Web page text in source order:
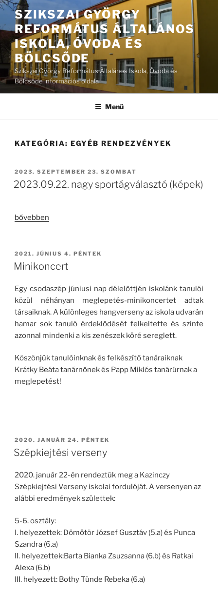
Tartalomhoz
SZIKSZAI GYÖRGY
REFORMÁTUS ÁLTALÁNOS
ISKOLA, ÓVODA ÉS
BÖLCSŐDE
Szikszai György Református Általános Iskola, Óvoda és
Bölcsőde információs oldala
Menü
KATEGÓRIA: EGYÉB RENDEZVÉNYEK
BEKÜLDVE:
2023. SZEPTEMBER 23. SZOMBAT
2023.09.22. nagy sportágválasztó (képek)
„2023.09.22.
(képek)”
bővebben
BEKÜLDVE:
2021. JÚNIUS 4. PÉNTEK
Minikoncert
Egy csodaszép júniusi nap délelőttjén iskolánk tanulói
közül néhányan meglepetés-minikoncertet adtak
társaiknak. A különleges hangverseny az iskola udvarán
hamar sok tanuló érdeklődését felkeltette és szinte
azonnal mindenki a kis zenészek köré sereglett.
Köszönjük tanulóinknak és felkészítő tanáraiknak
Krátky Beáta tanárnőnek és Papp Miklós tanárúrnak a
meglepetést!
BEKÜLDVE:
2020. JANUÁR 24. PÉNTEK
Szépkiejtési verseny
2020. január 22-én rendeztük meg a Kazinczy
Szépkiejtési Verseny iskolai fordulóját. A versenyen az
alábbi eredmények születtek:
5-6. osztály:
I. helyezettek: Dömötör József Gusztáv (5.a) és Punca
Szandra (6.a)
II. helyezettek:Barta Bianka Zsuzsanna (6.b) és Ratkai
Alexa (6.b)
III. helyezett: Bothy Tünde Rebeka (6.a)